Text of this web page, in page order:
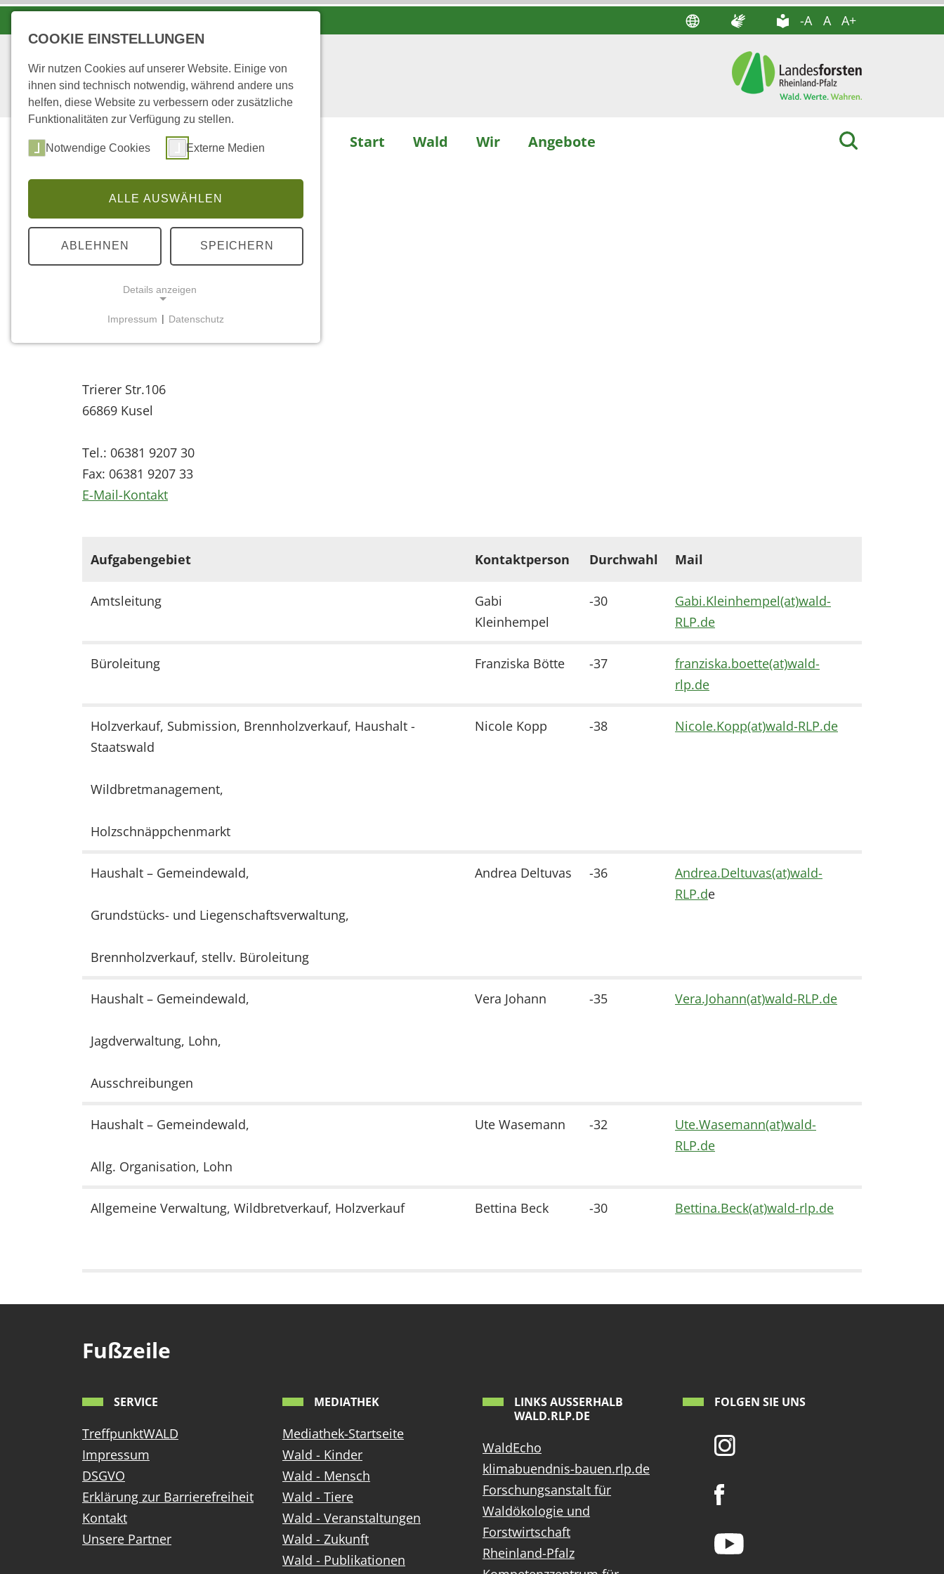
-A A A+
Start Wald Wir Angebote
STARTSEITE ... IM FORSTAMT
im Forstamt
Forstamt Kusel
Trierer Str.106
66869 Kusel
Tel.: 06381 9207 30
Fax: 06381 9207 33
E-Mail-Kontakt
Aufgabengebiet Kontaktperson Durchwahl Mail
Amtsleitung
Gabi
Kleinhempel
-30
Gabi.Kleinhempel(at)wald-
RLP.de
Büroleitung Franziska Bötte -37
franziska.boette(at)wald-
rlp.de
Holzverkauf, Submission, Brennholzverkauf, Haushalt -
Staatswald
Wildbretmanagement,
Holzschnäppchenmarkt
Nicole Kopp -38 Nicole.Kopp(at)wald-RLP.de
Haushalt – Gemeindewald,
Grundstücks- und Liegenschaftsverwaltung,
Brennholzverkauf, stellv. Büroleitung
Andrea Deltuvas -36
Andrea.Deltuvas(at)wald-
RLP.de
Haushalt – Gemeindewald,
Jagdverwaltung, Lohn,
Ausschreibungen
Vera Johann -35 Vera.Johann(at)wald-RLP.de
Haushalt – Gemeindewald,
Allg. Organisation, Lohn
Ute Wasemann -32
Ute.Wasemann(at)wald-
RLP.de
Allgemeine Verwaltung, Wildbretverkauf, Holzverkauf Bettina Beck -30 Bettina.Beck(at)wald-rlp.de
Fußzeile
SERVICE
TreffpunktWALD
Impressum
DSGVO
Erklärung zur Barrierefreiheit
Kontakt
Unsere Partner
MEDIATHEK
Mediathek-Startseite
Wald - Kinder
Wald - Mensch
Wald - Tiere
Wald - Veranstaltungen
Wald - Zukunft
Wald - Publikationen
LINKS AUSSERHALB W
ALD.RLP.DE
WaldEcho
klimabuendnis-bauen.rlp.de
Forschungsanstalt für
Waldökologie und
Forstwirtschaft
Rheinland-Pfalz
FOLGEN SIE UNS
COOKIE EINSTELLUNGEN
Wir nutzen Cookies auf unserer Website. Einige von
ihnen sind technisch notwendig, während andere uns
helfen, diese Website zu verbessern oder zusätzliche
Funktionalitäten zur Verfügung zu stellen.
Notwendige Cookies Externe Medien
ALLE AUSWÄHLEN
ABLEHNEN SPEICHERN
Details anzeigen
der Website erforderlich.
Zweck:
Dieser Cookie speichert die
Um Inhalte von Videoplattformen und Social Media
Impressum | Datenschutz